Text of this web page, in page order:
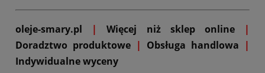
oleje-smary.pl | Więcej niż sklep online
|
Doradztwo produktowe | Obsługa handlowa |
Indywidualne wyceny